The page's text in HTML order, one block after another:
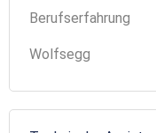
Berufserfahrung
Wolfsegg